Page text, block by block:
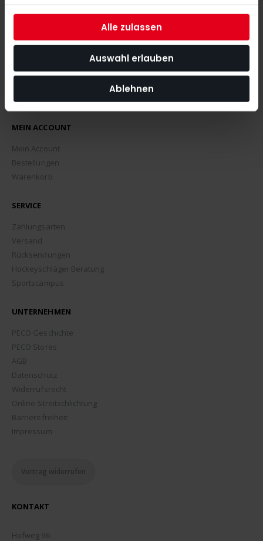
Alle zulassen
Auswahl erlauben
Ablehnen
ABONNIEREN
MEIN ACCOUNT
Mein Account
Bestellungen
Warenkorb
SERVICE
Zahlungsarten
Versand
Rücksendungen
Hockeyschläger Beratung
Sportscampus
UNTERNEHMEN
PECO Geschichte
PECO Stores
AGB
Datenschutz
Widerrufsrecht
Online-Streitschlichtung
Barrierefreiheit
Impressum
Vertrag widerrufen
KONTAKT
Hofweg 96